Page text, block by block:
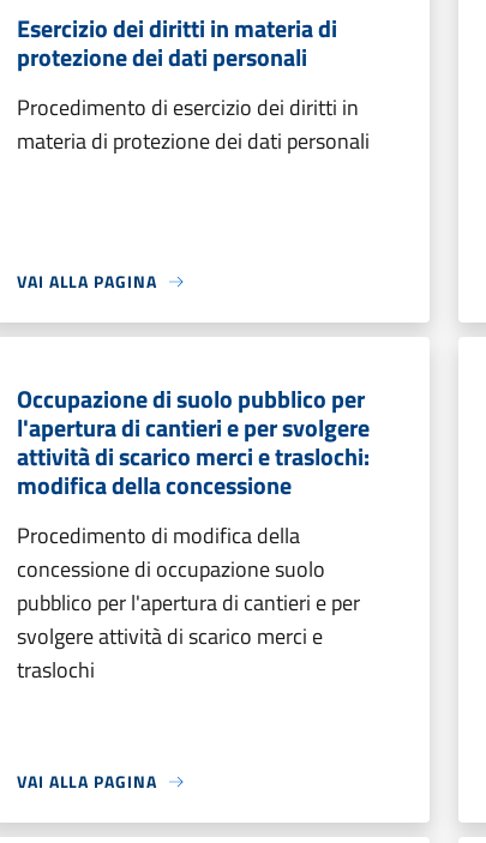
Esercizio dei diritti in materia di
protezione dei dati personali
Procedimento di esercizio dei diritti in
materia di protezione dei dati personali
VAI ALLA PAGINA
Occupazione di suolo pubblico per
l'apertura di cantieri e per svolgere
attività di scarico merci e traslochi:
modifica della concessione
Procedimento di modifica della
concessione di occupazione suolo
pubblico per l'apertura di cantieri e per
svolgere attività di scarico merci e
traslochi
VAI ALLA PAGINA